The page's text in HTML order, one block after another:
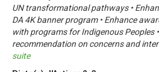
UN transformational pathways •
DA 4K banner program • Enhance
with programs for Indigenous Peoples
recommendation on concerns and
suite